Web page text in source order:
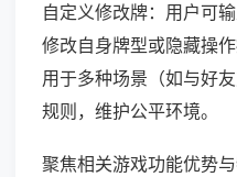
自定义修改牌：用户可
修改自身牌型或隐藏操
用于多种场景（如与好
规则，维护公平环境。
聚焦相关游戏功能优势与